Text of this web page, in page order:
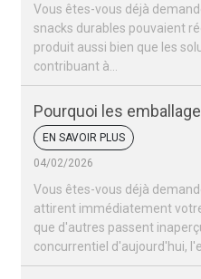
Vous êtes-vous déjà
snacks durables pouvaient
produit aussi bien que les
contribuant à...
Pourquoi les
vos snacks sont-ils si
marque ?
EN SAVOIR PLUS
04/02/2026
Vous êtes-vous déjà
attirent immédiatement
que d'autres passent
concurrentiel d'aujourd'hui,